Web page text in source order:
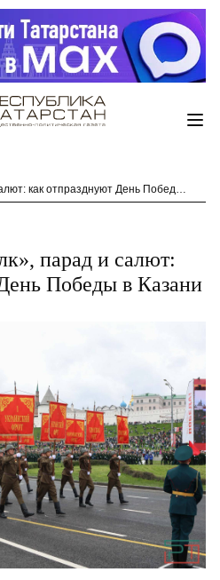
«Бессмертный полк», парад и салют: как отпразднуют День Победы в Казани
парад и салют:
Победы в Казани